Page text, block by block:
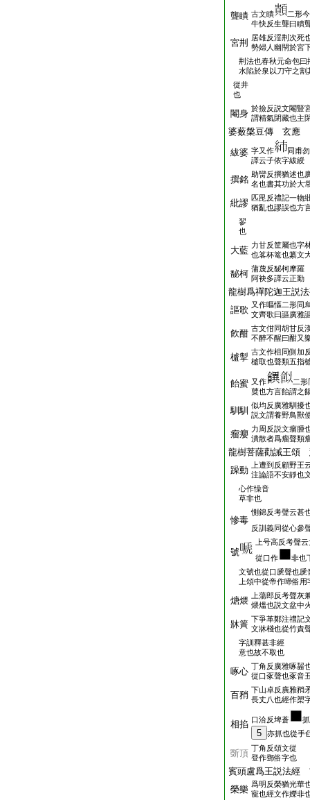
聾瞶 古文瞶
二形
牛快反生聾曰瞶
宮㓝
居雄反淫㓝次死
勢婦人幽閇於宮
㓝法也春秋元命包曰
水陷於泉以刀守之割
從井
也
閹身 於撿反説文閹豎
謂精氣閉藏也主
婆薮槃豆傳 玄應
紱婆 字又作
同甫
譯云子依字紱綬
撰銘 助臠反撰猶述也
名也書其功於大
紕謬 匹毘反禮記一物
猶亂也謬誤也方
翏
也
大藍 力甘反筐屬也字
也笿杯篭也纂文
馝柯 蒲蔑反馝柯摩羅
阿袂多譯云正勤
龍樹爲禪陀迦王説
謳歌 又作嘔慪二形同
文齊歌曰謳廣雅
飮酣 古文佄同胡甘反
不醉不醒曰酣又
樝掣 古文作柤同側加
樝取也聲類五指
飴蜜 又作
二形
糵也方言飴謂之
馴馴 似均反廣雅馴擾
説文謂養野鳥獸
瘤癭 力周反説文瘤腫
潰散者爲瘤聲類
龍樹菩薩勸誡王頌
躁動
上遭到反顧野王
注論語不安靜也
心作懆音
草非也
慘毒
惻錦反考聲云甚
反訓義同從心參
號
上号高反考聲
從口作
非也
文號也從口虒聲也虒
上頌中從帝作啼俗用
煻煨
上蕩郎反考聲灰
煨熅也説文盆中
牀簀 下爭革鄭注禮記
文牀棧也從竹責
字訓釋甚非經
意也故不取也
啄心 丁角反廣雅啄齧
從口豖聲也豖音
百矟 下山卓反廣雅矟
長丈八也經作槊
相掐 口洽反埤蒼
5 亦抓也從手
斲頂 丁角反頌文從
登作鄧俗字也
賓頭盧爲王説法經
榮樂 爲明反榮猶光華
寵也經文作嬫非